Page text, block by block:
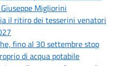
Migliorini
il ritiro dei tesserini venatori
fino al 30 settembre stop
di acqua potabile